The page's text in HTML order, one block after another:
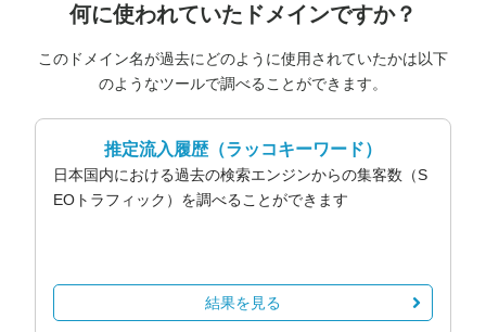
何に使われていたドメインですか？
このドメイン名が過去にどのように使用されていたかは以下
のようなツールで調べることができます。
推定流入履歴（ラッコキーワード）
日本国内における過去の検索エンジンからの集客数（S
EOトラフィック）を調べることができます
結果を見る